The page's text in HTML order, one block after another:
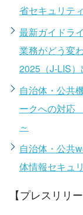
省セキュリテ
最新ガイドラ
業務がどう変
2025（J-LIS
自治体・公共
ークへの対応
～
自治体・公共
体情報セキュ
【プレスリリー